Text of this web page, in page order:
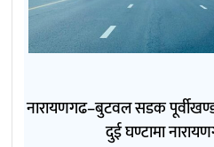
नारायणगढ–बुटवल सडक
दुई घण्टामा